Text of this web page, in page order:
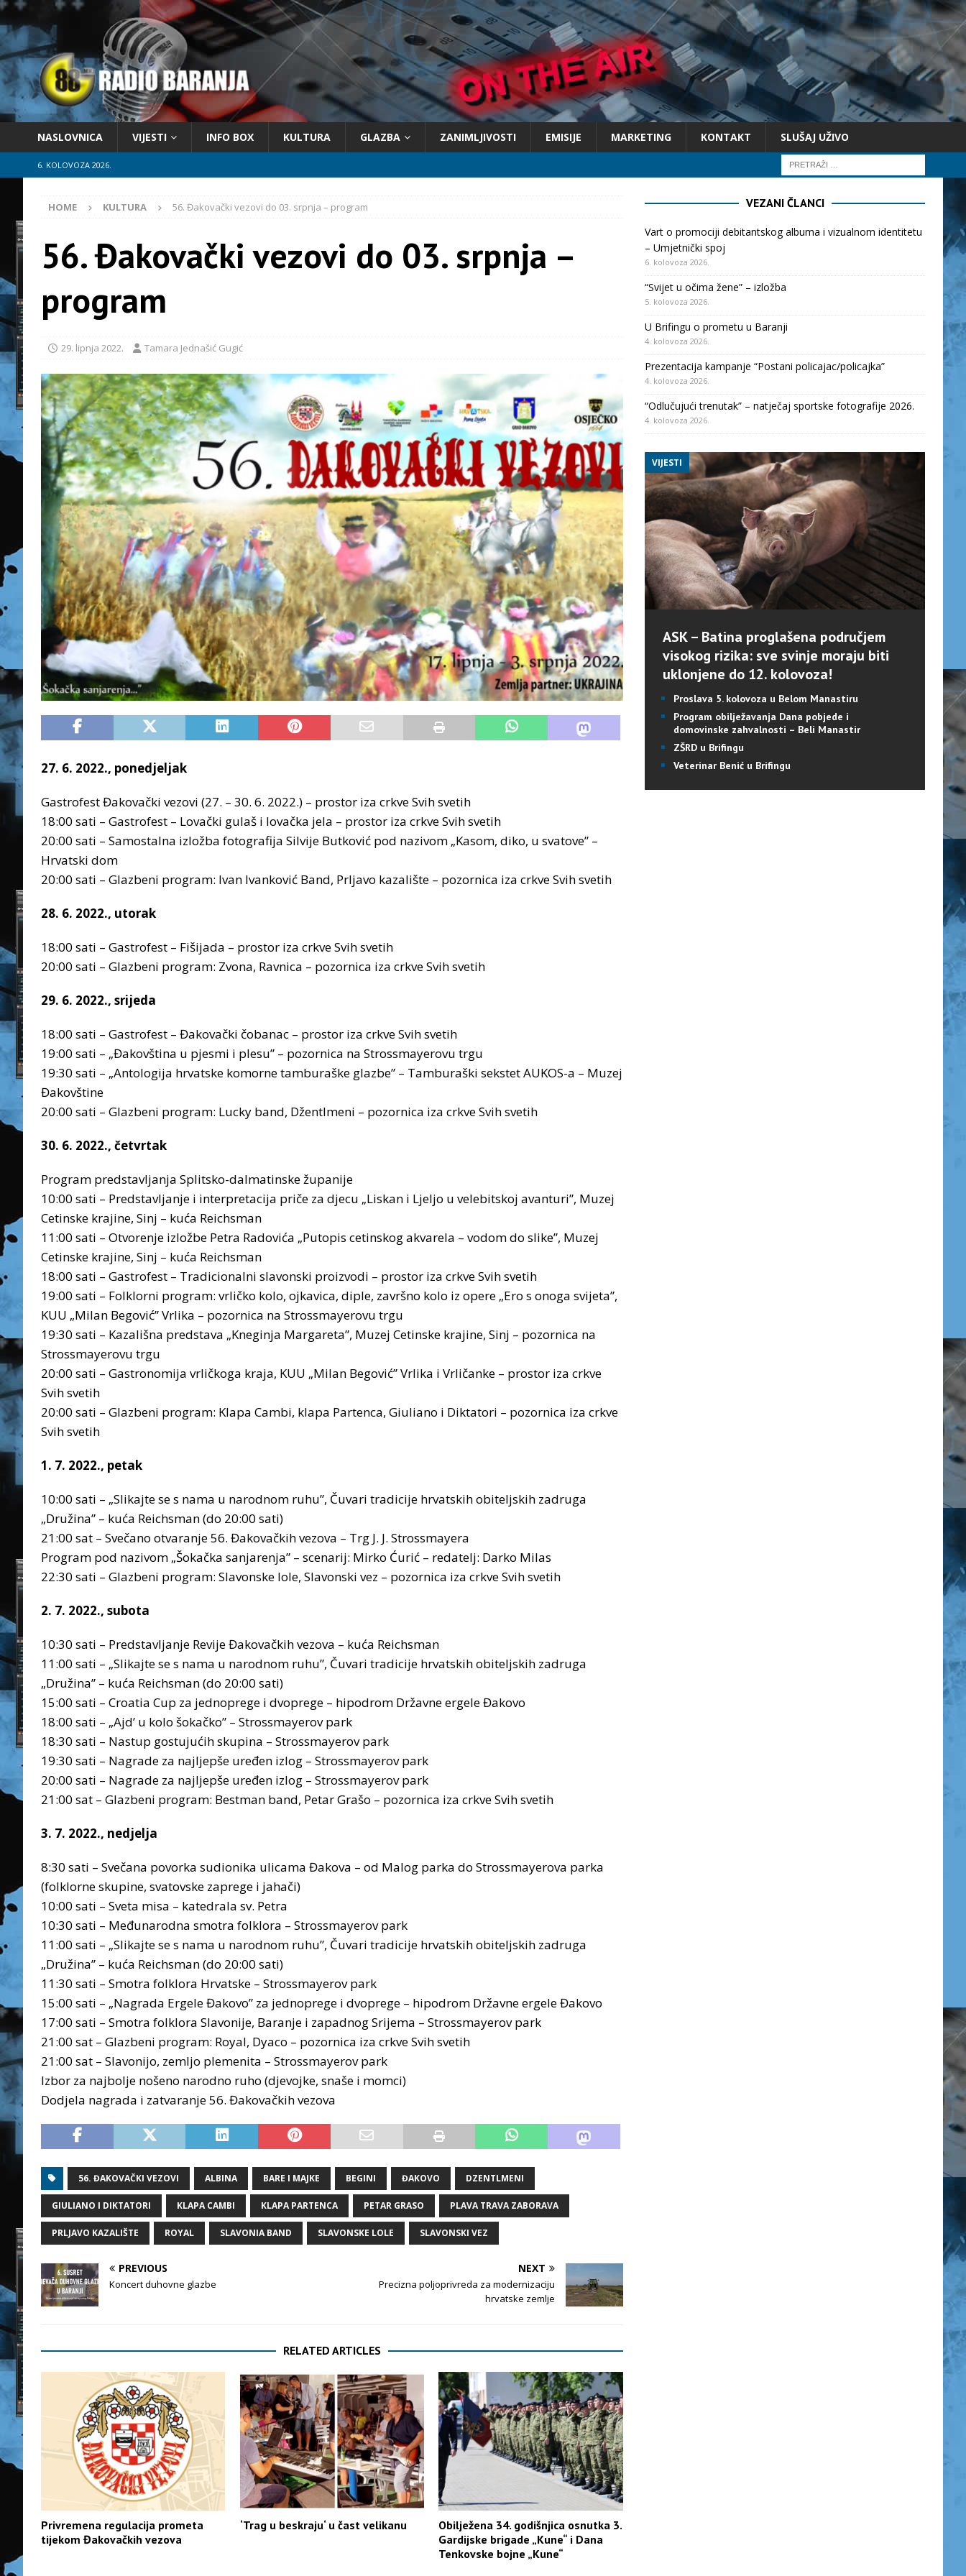
NASLOVNICA VIJESTI INFO BOX KULTURA GLAZBA ZANIMLJIVOSTI EMISIJE MARKETING KONTAKT SLUŠAJ UŽIVO
6. KOLOVOZA 2026.
HOME KULTURA 56. Đakovački vezovi do 03. srpnja – program
56. Đakovački vezovi do 03. srpnja –
program
29. lipnja 2022. Tamara Jednašić Gugić
27. 6. 2022., ponedjeljak
Gastrofest Đakovački vezovi (27. – 30. 6. 2022.) – prostor iza crkve Svih svetih
18:00 sati – Gastrofest – Lovački gulaš i lovačka jela – prostor iza crkve Svih svetih
20:00 sati – Samostalna izložba fotografija Silvije Butković pod nazivom „Kasom, diko, u svatove” –
Hrvatski dom
20:00 sati – Glazbeni program: Ivan Ivanković Band, Prljavo kazalište – pozornica iza crkve Svih svetih
28. 6. 2022., utorak
18:00 sati – Gastrofest – Fišijada – prostor iza crkve Svih svetih
20:00 sati – Glazbeni program: Zvona, Ravnica – pozornica iza crkve Svih svetih
29. 6. 2022., srijeda
18:00 sati – Gastrofest – Đakovački čobanac – prostor iza crkve Svih svetih
19:00 sati – „Đakovština u pjesmi i plesu” – pozornica na Strossmayerovu trgu
19:30 sati – „Antologija hrvatske komorne tamburaške glazbe” – Tamburaški sekstet AUKOS-a – Muzej
Đakovštine
20:00 sati – Glazbeni program: Lucky band, Džentlmeni – pozornica iza crkve Svih svetih
30. 6. 2022., četvrtak
Program predstavljanja Splitsko-dalmatinske županije
10:00 sati – Predstavljanje i interpretacija priče za djecu „Liskan i Ljeljo u velebitskoj avanturi”, Muzej
Cetinske krajine, Sinj – kuća Reichsman
11:00 sati – Otvorenje izložbe Petra Radovića „Putopis cetinskog akvarela – vodom do slike”, Muzej
Cetinske krajine, Sinj – kuća Reichsman
18:00 sati – Gastrofest – Tradicionalni slavonski proizvodi – prostor iza crkve Svih svetih
19:00 sati – Folklorni program: vrličko kolo, ojkavica, diple, završno kolo iz opere „Ero s onoga svijeta”,
KUU „Milan Begović” Vrlika – pozornica na Strossmayerovu trgu
19:30 sati – Kazališna predstava „Kneginja Margareta”, Muzej Cetinske krajine, Sinj – pozornica na
Strossmayerovu trgu
20:00 sati – Gastronomija vrličkoga kraja, KUU „Milan Begović” Vrlika i Vrličanke – prostor iza crkve
Svih svetih
20:00 sati – Glazbeni program: Klapa Cambi, klapa Partenca, Giuliano i Diktatori – pozornica iza crkve
Svih svetih
1. 7. 2022., petak
10:00 sati – „Slikajte se s nama u narodnom ruhu”, Čuvari tradicije hrvatskih obiteljskih zadruga
„Družina” – kuća Reichsman (do 20:00 sati)
21:00 sat – Svečano otvaranje 56. Đakovačkih vezova – Trg J. J. Strossmayera
Program pod nazivom „Šokačka sanjarenja” – scenarij: Mirko Ćurić – redatelj: Darko Milas
22:30 sati – Glazbeni program: Slavonske lole, Slavonski vez – pozornica iza crkve Svih svetih
2. 7. 2022., subota
10:30 sati – Predstavljanje Revije Đakovačkih vezova – kuća Reichsman
11:00 sati – „Slikajte se s nama u narodnom ruhu”, Čuvari tradicije hrvatskih obiteljskih zadruga
„Družina” – kuća Reichsman (do 20:00 sati)
15:00 sati – Croatia Cup za jednoprege i dvoprege – hipodrom Državne ergele Đakovo
18:00 sati – „Ajd’ u kolo šokačko” – Strossmayerov park
18:30 sati – Nastup gostujućih skupina – Strossmayerov park
19:30 sati – Nagrade za najljepše uređen izlog – Strossmayerov park
20:00 sati – Nagrade za najljepše uređen izlog – Strossmayerov park
21:00 sat – Glazbeni program: Bestman band, Petar Grašo – pozornica iza crkve Svih svetih
3. 7. 2022., nedjelja
8:30 sati – Svečana povorka sudionika ulicama Đakova – od Malog parka do Strossmayerova parka
(folklorne skupine, svatovske zaprege i jahači)
10:00 sati – Sveta misa – katedrala sv. Petra
10:30 sati – Međunarodna smotra folklora – Strossmayerov park
11:00 sati – „Slikajte se s nama u narodnom ruhu”, Čuvari tradicije hrvatskih obiteljskih zadruga
„Družina” – kuća Reichsman (do 20:00 sati)
11:30 sati – Smotra folklora Hrvatske – Strossmayerov park
15:00 sati – „Nagrada Ergele Đakovo” za jednoprege i dvoprege – hipodrom Državne ergele Đakovo
17:00 sati – Smotra folklora Slavonije, Baranje i zapadnog Srijema – Strossmayerov park
21:00 sat – Glazbeni program: Royal, Dyaco – pozornica iza crkve Svih svetih
21:00 sat – Slavonijo, zemljo plemenita – Strossmayerov park
Izbor za najbolje nošeno narodno ruho (djevojke, snaše i momci)
Dodjela nagrada i zatvaranje 56. Đakovačkih vezova
56. ĐAKOVAČKI VEZOVI ALBINA BARE I MAJKE BEGINI ĐAKOVO DZENTLMENI
GIULIANO I DIKTATORI KLAPA CAMBI KLAPA PARTENCA PETAR GRASO PLAVA TRAVA ZABORAVA
PRLJAVO KAZALIŠTE ROYAL SLAVONIA BAND SLAVONSKE LOLE SLAVONSKI VEZ
PREVIOUS
Koncert duhovne glazbe
NEXT
Precizna poljoprivreda za modernizaciju
hrvatske zemlje
RELATED ARTICLES
Privremena regulacija prometa
tijekom Đakovačkih vezova
‘Trag u beskraju‘ u čast velikanu
Obilježena 34. godišnjica osnutka 3.
Gardijske brigade „Kune“ i Dana
Tenkovske bojne „Kune“
VEZANI ČLANCI
Vart o promociji debitantskog albuma i vizualnom identitetu
– Umjetnički spoj
6. kolovoza 2026.
“Svijet u očima žene” – izložba
5. kolovoza 2026.
U Brifingu o prometu u Baranji
4. kolovoza 2026.
Prezentacija kampanje “Postani policajac/policajka”
4. kolovoza 2026.
“Odlučujući trenutak” – natječaj sportske fotografije 2026.
4. kolovoza 2026.
VIJESTI
ASK – Batina proglašena područjem
visokog rizika: sve svinje moraju biti
uklonjene do 12. kolovoza!
Proslava 5. kolovoza u Belom Manastiru
Program obilježavanja Dana pobjede i
domovinske zahvalnosti – Beli Manastir
ZŠRD u Brifingu
Veterinar Benić u Brifingu